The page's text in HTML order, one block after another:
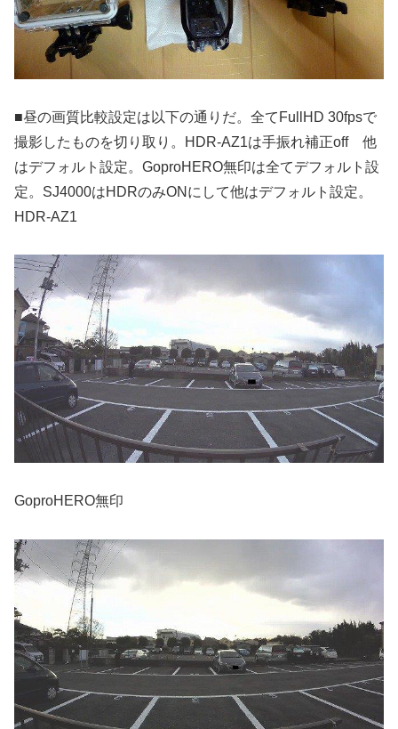
■昼の画質比較設定は以下の通りだ。全てFullHD 30fpsで
撮影したものを切り取り。HDR-AZ1は手振れ補正off 他
はデフォルト設定。GoproHERO無印は全てデフォルト設
定。SJ4000はHDRのみONにして他はデフォルト設定。
HDR-AZ1
GoproHERO無印